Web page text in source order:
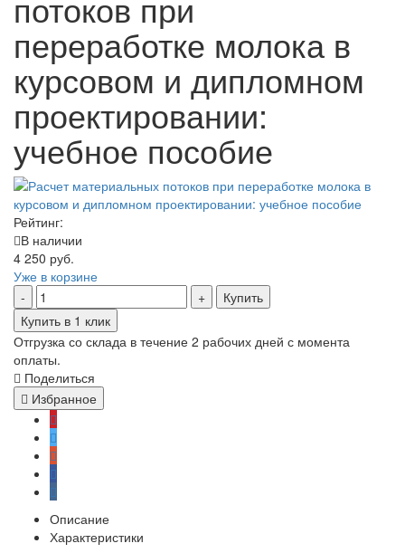
переработке молока в
курсовом и дипломном
проектировании:
учебное пособие
Рейтинг:
В наличии
4 250 руб.
Уже в корзине
Купить
Купить в 1 клик
Отгрузка со склада в течение 2 рабочих дней с момента
оплаты.
Поделиться
Избранное
Описание
Характеристики